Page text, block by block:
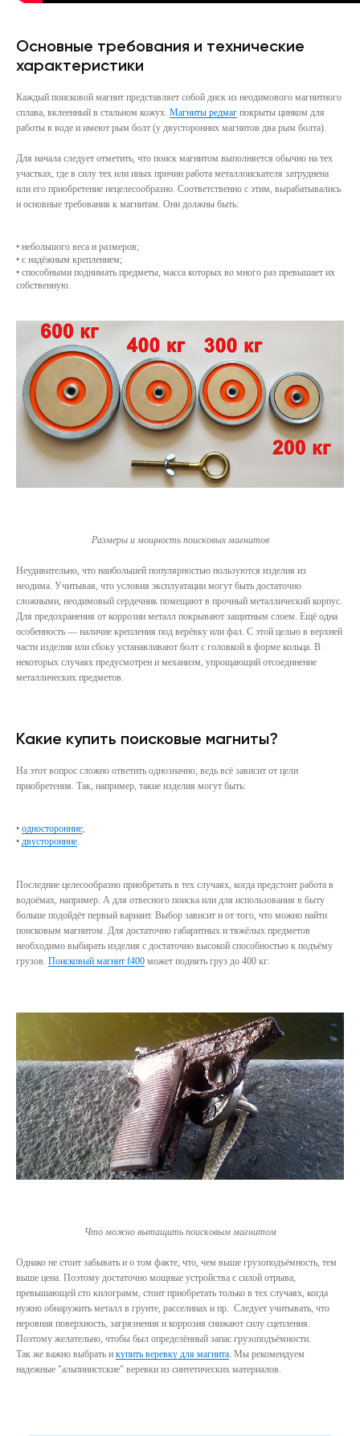
Основные требования и технические
характеристики
Каждый поисковой магнит представляет собой диск из неодимового магнитного
сплава, вклеенный в стальном кожух. Магниты редмаг покрыты цинком для
работы в воде и имеют рым болт (у двусторонних магнитов два рым болта).
Для начала следует отметить, что поиск магнитом выполняется обычно на тех
участках, где в силу тех или иных причин работа металлоискателя затруднена
или его приобретение нецелесообразно. Соответственно с этим, вырабатывались
и основные требования к магнитам. Они должны быть:
• небольшого веса и размеров;
• с надёжным креплением;
• способными поднимать предметы, масса которых во много раз превышает их
собственную.
Размеры и мощность поисковых магнитов
Неудивительно, что наибольшей популярностью пользуются изделия из
неодима. Учитывая, что условия эксплуатации могут быть достаточно
сложными, неодимовый сердечник помещают в прочный металлический корпус.
Для предохранения от коррозии металл покрывают защитным слоем. Ещё одна
особенность — наличие крепления под верёвку или фал. С этой целью в верхней
части изделия или сбоку устанавливают болт с головкой в форме кольца. В
некоторых случаях предусмотрен и механизм, упрощающий отсоединение
металлических предметов.
Какие купить поисковые магниты?
На этот вопрос сложно ответить однозначно, ведь всё зависит от цели
приобретения. Так, например, такие изделия могут быть:
• односторонние;
• двусторонние.
Последние целесообразно приобретать в тех случаях, когда предстоит работа в
водоёмах, например. А для отвесного поиска или для использования в быту
больше подойдёт первый вариант. Выбор зависит и от того, что можно найти
поисковым магнитом. Для достаточно габаритных и тяжёлых предметов
необходимо выбирать изделия с достаточно высокой способностью к подъёму
грузов. Поисковый магнит f400 может поднять груз до 400 кг.
Что можно вытащить поисковым магнитом
Однако не стоит забывать и о том факте, что, чем выше грузоподъёмность, тем
выше цена. Поэтому достаточно мощные устройства с силой отрыва,
превышающей сто килограмм, стоит приобретать только в тех случаях, когда
нужно обнаружить металл в грунте, расселинах и пр. Следует учитывать, что
неровная поверхность, загрязнения и коррозия снижают силу сцепления.
Поэтому желательно, чтобы был определённый запас грузоподъёмности.
Так же важно выбрать и купить веревку для магнита. Мы рекомендуем
надежные "альпинистские" веревки из синтетических материалов.